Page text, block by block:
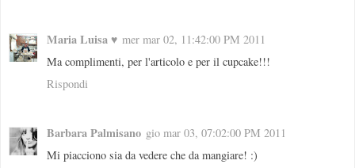
Maria Luisa ♥ mer mar 02, 11:42:00 PM 2011
Ma complimenti, per l'articolo e per il cupcake!!!
Rispondi
Barbara Palmisano gio mar 03, 07:02:00 PM 2011
Mi piacciono sia da vedere che da mangiare! :)